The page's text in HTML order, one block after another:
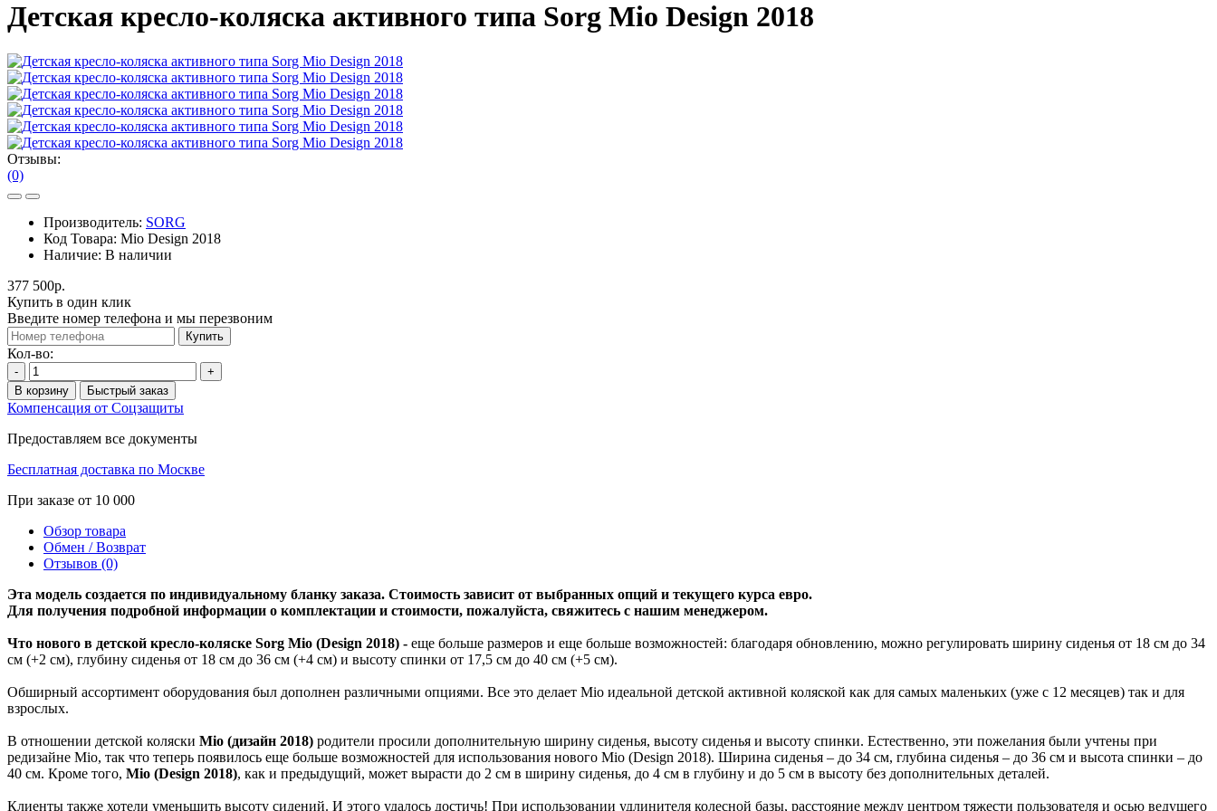
Детская кресло-коляска активного типа Sorg Mio Design 2018
Отзывы:
(0)
Производитель: SORG
Код Товара: Mio Design 2018
Наличие: В наличии
377 500р.
Купить в один клик
Введите номер телефона и мы перезвоним
Купить
Кол-во:
-
+
В корзину
Быстрый заказ
Компенсация от Соцзащиты
Предоставляем все документы
Бесплатная доставка по Москве
При заказе от 10 000
Обзор товара
Обмен / Возврат
Отзывов (0)
Эта модель создается по индивидуальному бланку заказа. Стоимость зависит от выбранных опций и текущего курса евро.
Для получения подробной информации о комплектации и стоимости, пожалуйста, свяжитесь с нашим менеджером.
Что нового в детской кресло-коляске Sorg Mio (Design 2018) - еще больше размеров и еще больше возможностей: благодаря обновлению, можно регулировать ширину сиденья от 18 см до 34
см (+2 см), глубину сиденья от 18 см до 36 см (+4 см) и высоту спинки от 17,5 см до 40 см (+5 см).
Обширный ассортимент оборудования был дополнен различными опциями. Все это делает Mio идеальной детской активной коляской как для самых маленьких (уже с 12 месяцев) так и для
взрослых.
В отношении детской коляски Mio (дизайн 2018) родители просили дополнительную ширину сиденья, высоту сиденья и высоту спинки. Естественно, эти пожелания были учтены при
редизайне Mio, так что теперь появилось еще больше возможностей для использования нового Mio (Design 2018). Ширина сиденья – до 34 см, глубина сиденья – до 36 см и высота спинки – до
40 см. Кроме того, Mio (Design 2018), как и предыдущий, может вырасти до 2 см в ширину сиденья, до 4 см в глубину и до 5 см в высоту без дополнительных деталей.
Клиенты также хотели уменьшить высоту сидений. И этого удалось достичь! При использовании удлинителя колесной базы, расстояние между центром тяжести пользователя и осью ведущего